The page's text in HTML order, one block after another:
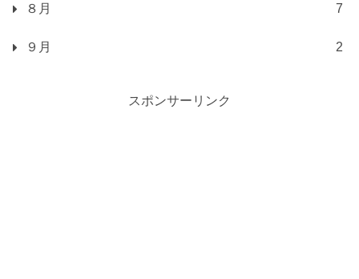
８月 7
９月 2
スポンサーリンク